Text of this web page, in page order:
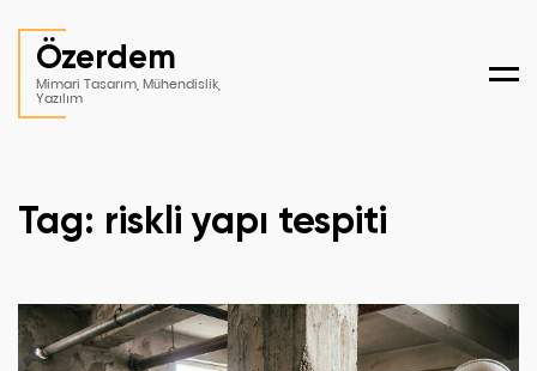
Özerdem
Mimari Tasarım, Mühendislik,
Yazılım
Tag: riskli yapı tespiti